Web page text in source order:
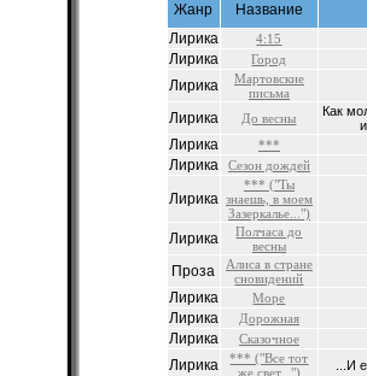
Жанр Название
Лирика
4:15
Лирика Город
Лирика
Мартовские
письма
Лирика До весны
Как
Лирика ***
Лирика Сезон дождей
Лирика
*** ("Ты
знаешь, в моем
Зазеркалье...")
Лирика
Полчаса до
весны
Проза
Алиса в стране
сновидений
Лирика Море
Лирика Дорожная
Лирика Сказочное
Лирика
*** ("Все тот
же свет...")
...И